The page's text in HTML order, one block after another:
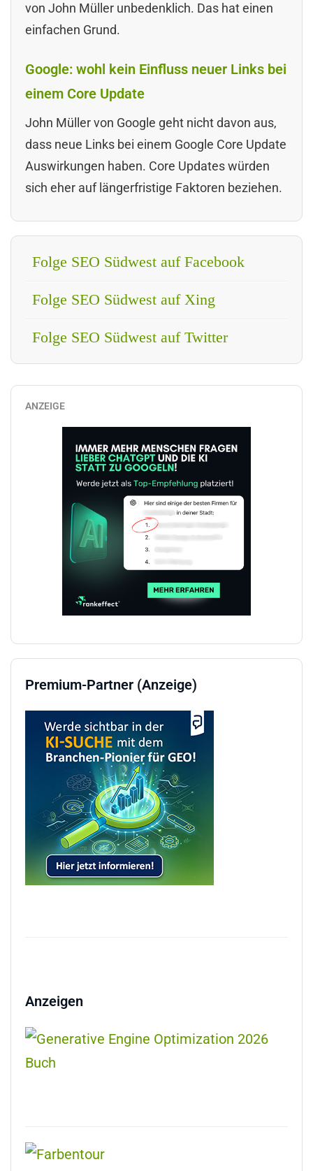
von John Müller unbedenklich. Das hat einen
einfachen Grund.
Google: wohl kein Einfluss neuer Links bei
einem Core Update
John Müller von Google geht nicht davon aus,
dass neue Links bei einem Google Core Update
Auswirkungen haben. Core Updates würden
sich eher auf längerfristige Faktoren beziehen.
Folge SEO Südwest auf Facebook
Folge SEO Südwest auf Xing
Folge SEO Südwest auf Twitter
ANZEIGE
Premium-Partner (Anzeige)
Anzeigen